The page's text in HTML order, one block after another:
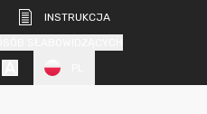
INSTRUKCJA